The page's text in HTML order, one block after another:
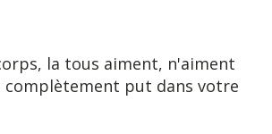
la tous aiment, n'aiment
put dans votre